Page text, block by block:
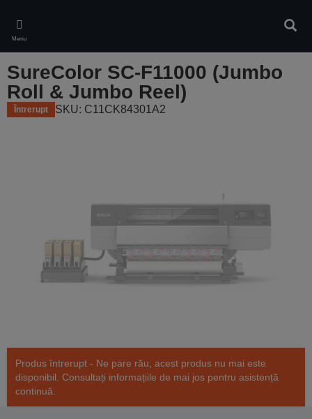
main
content
Meniu
SureColor SC-F11000 (Jumbo
Roll & Jumbo Reel)
Întrerupt SKU: C11CK84301A2
Produs întrerupt - Ne pare rău, acest produs nu mai este
disponibil. Consultați informațiile de mai jos pentru asistență
continuă.